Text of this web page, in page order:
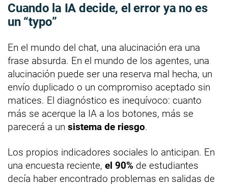
Cuando la IA decide, el error ya no es
un “typo”
En el mundo del chat, una alucinación era una
frase absurda. En el mundo de los agentes, una
alucinación puede ser una reserva mal hecha, un
envío duplicado o un compromiso aceptado sin
matices. El diagnóstico es inequívoco: cuanto
más se acerque la IA a los botones, más se
parecerá a un sistema de riesgo.
Los propios indicadores sociales lo anticipan. En
una encuesta reciente, el 90% de estudiantes
decía haber encontrado problemas en salidas de